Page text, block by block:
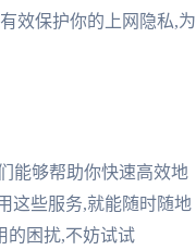
效保护你的上网隐私,为
能够帮助你快速高效地
这些服务,就能随时随地
的困扰,不妨试试